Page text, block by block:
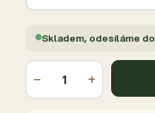
Skladem, odesíláme do
− +